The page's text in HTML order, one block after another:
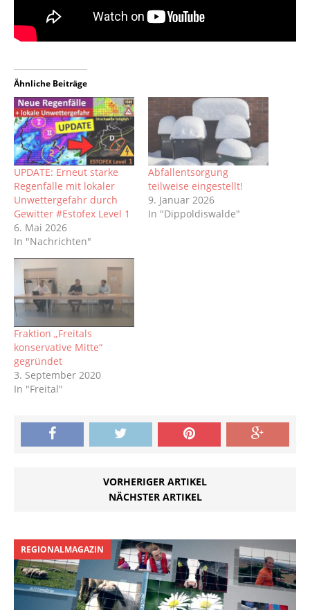
Ähnliche Beiträge
UPDATE: Erneut starke
Regenfälle mit lokaler
Unwettergefahr durch
Gewitter #Estofex Level 1
6. Mai 2026
In "Nachrichten"
Abfallentsorgung
teilweise eingestellt!
9. Januar 2026
In "Dippoldiswalde"
Fraktion „Freitals
konservative Mitte“
gegründet
3. September 2020
In "Freital"
VORHERIGER ARTIKEL
NÄCHSTER ARTIKEL
REGIONALMAGAZIN